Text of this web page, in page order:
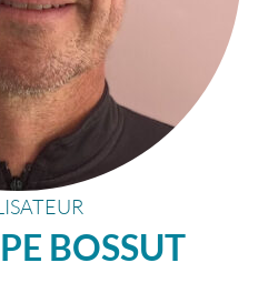
BOSSUT